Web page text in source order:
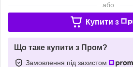
або
Купити з
Що таке купити з Пром?
Замовлення під захистом